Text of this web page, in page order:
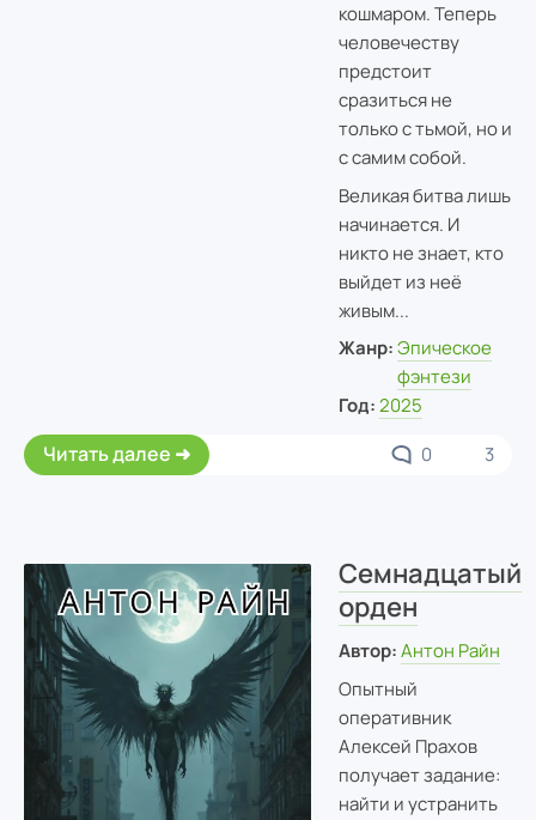
кошмаром. Теперь
человечеству
предстоит
сразиться не
только с тьмой, но и
с самим собой.
Великая битва лишь
начинается. И
никто не знает, кто
выйдет из неё
живым...
Жанр: Эпическое
фэнтези
Год: 2025
Читать далее 0 3
Семнадцатый
орден
Автор: Антон Райн
Опытный
оперативник
Алексей Прахов
получает задание:
найти и устранить